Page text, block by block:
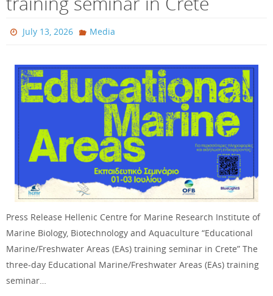
July 13, 2026 Media
Press Release Hellenic Centre for Marine Research Institute of
Marine Biology, Biotechnology and Aquaculture “Educational
Marine/Freshwater Areas (EAs) training seminar in Crete” The
three-day Educational Marine/Freshwater Areas (EAs) training
seminar…